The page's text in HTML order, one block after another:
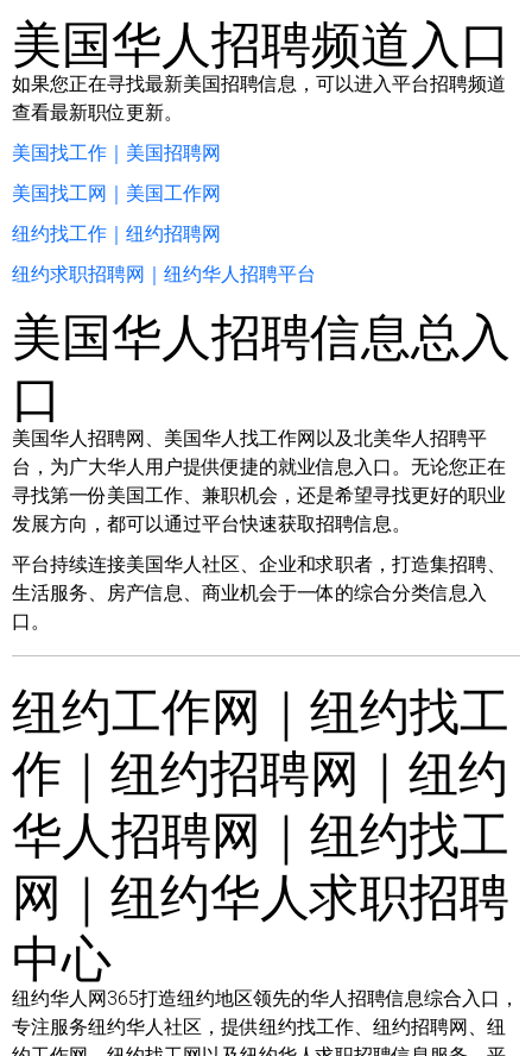
美国华人招聘频道入口
如果您正在寻找最新美国招聘信息，可以进入平台招聘频道
查看最新职位更新。
美国找工作｜美国招聘网
美国找工网｜美国工作网
纽约找工作｜纽约招聘网
纽约求职招聘网｜纽约华人招聘平台
美国华人招聘信息总入
口
美国华人招聘网、美国华人找工作网以及北美华人招聘平
台，为广大华人用户提供便捷的就业信息入口。无论您正在
寻找第一份美国工作、兼职机会，还是希望寻找更好的职业
发展方向，都可以通过平台快速获取招聘信息。
平台持续连接美国华人社区、企业和求职者，打造集招聘、
生活服务、房产信息、商业机会于一体的综合分类信息入
口。
纽约工作网｜纽约找工
作｜纽约招聘网｜纽约
华人招聘网｜纽约找工
网｜纽约华人求职招聘
中心
纽约华人网365打造纽约地区领先的华人招聘信息综合入口，
专注服务纽约华人社区，提供纽约找工作、纽约招聘网、纽